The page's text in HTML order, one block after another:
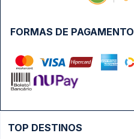
FORMAS DE PAGAMENTO
TOP DESTINOS